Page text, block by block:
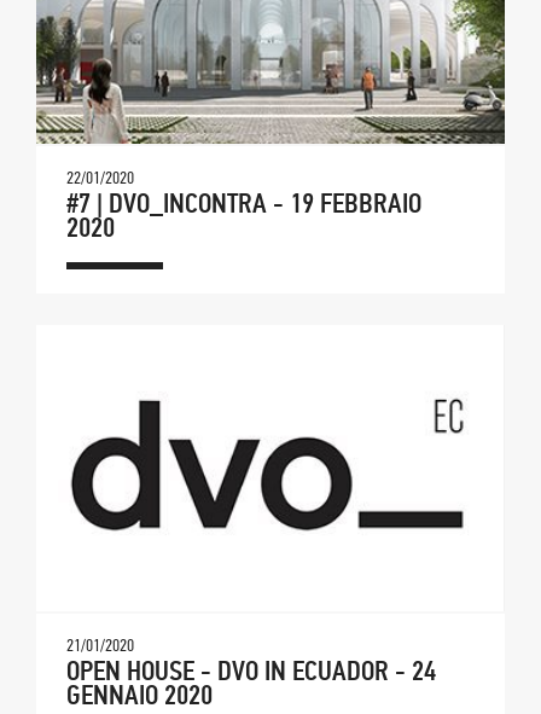
22/01/2020
#7 | DVO_INCONTRA - 19 FEBBRAIO
2020
21/01/2020
OPEN HOUSE - DVO IN ECUADOR - 24
GENNAIO 2020